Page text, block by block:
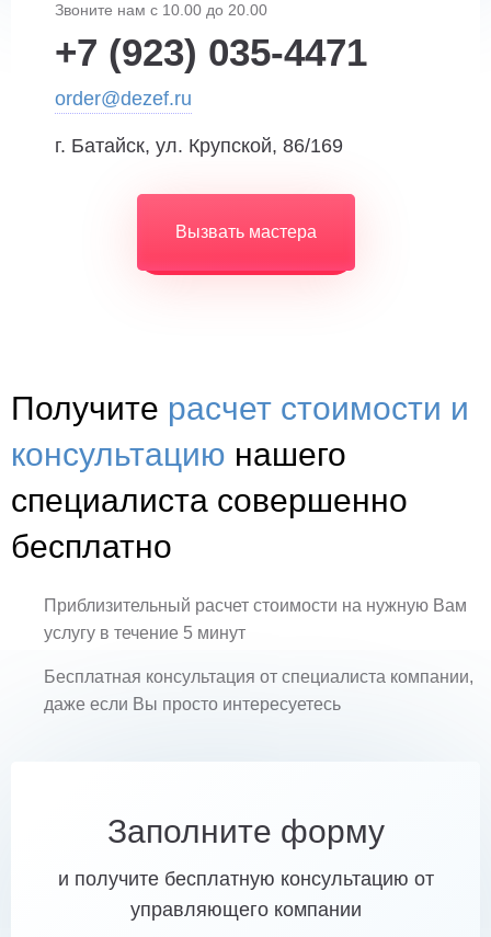
Звоните нам с 10.00 до 20.00
+7 (923) 035-4471
order@dezef.ru
г. Батайск, ул. Крупской, 86/169
Вызвать мастера
Получите расчет стоимости и
консультацию нашего
специалиста совершенно
бесплатно
Приблизительный расчет стоимости на нужную Вам
услугу в течение 5 минут
Бесплатная консультация от специалиста компании,
даже если Вы просто интересуетесь
Заполните форму
и получите бесплатную консультацию от
управляющего компании